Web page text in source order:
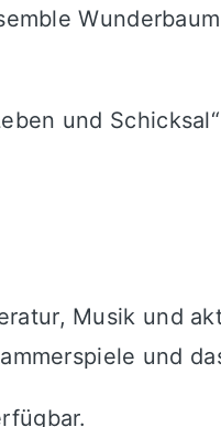
und
Musik und
und